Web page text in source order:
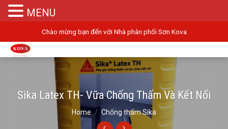
to
content
Chào mừng bạn đến với Nhà phân phối Sơn Kova
Sika Latex TH- Vữa Chống Thấm Và Kết Nối
Home / Chống thấm Sika
MENU